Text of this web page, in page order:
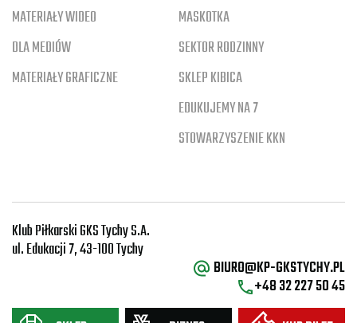
MATERIAŁY WIDEO
DLA MEDIÓW
MATERIAŁY GRAFICZNE
MASKOTKA
SEKTOR RODZINNY
SKLEP KIBICA
EDUKUJEMY NA 7
STOWARZYSZENIE KKN
Klub Piłkarski GKS Tychy S.A.
ul. Edukacji 7, 43-100 Tychy
BIURO@KP-GKSTYCHY.PL
+48 32 227 50 45